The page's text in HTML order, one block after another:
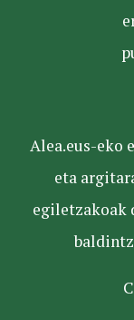
Alea.eus-eko
eta
egiletzakoak